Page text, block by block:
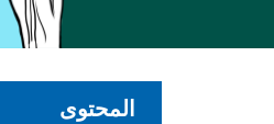
المحتوى